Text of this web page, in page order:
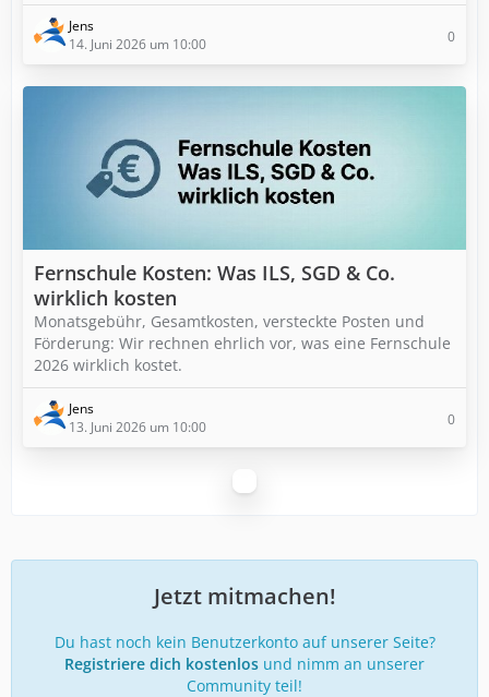
Jens
14. Juni 2026 um 10:00
0
Fernschule Kosten: Was ILS, SGD & Co.
wirklich kosten
Monatsgebühr, Gesamtkosten, versteckte Posten und
Förderung: Wir rechnen ehrlich vor, was eine Fernschule
2026 wirklich kostet.
Jens
13. Juni 2026 um 10:00
0
Jetzt mitmachen!
Du hast noch kein Benutzerkonto auf unserer Seite?
Registriere dich kostenlos und nimm an unserer
Community teil!